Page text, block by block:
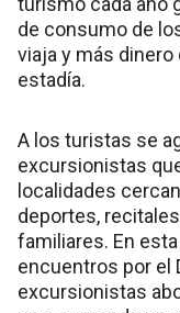
de consumo de
viaja y más dinero
estadía.
A los turistas se
excursionistas
localidades
deportes,
familiares. En
encuentros por el
excursionistas